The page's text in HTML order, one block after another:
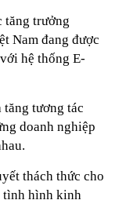
tăng trưởng
Nam đang được
hệ thống E-
tương tác
doanh nghiệp
thách thức cho
tình hình kinh